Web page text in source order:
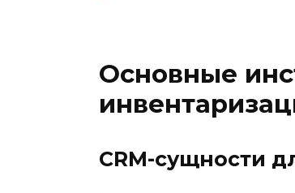
Основные
CRM-сущности